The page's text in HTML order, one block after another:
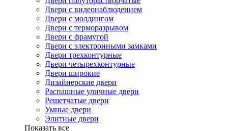
Двери с видеонаблюдением
Двери с молдингом
Двери с терморазрывом
Двери с фрамугой
Двери с электронными замками
Двери трехконтурные
Двери четырехконтурные
Двери широкие
Дизайнерские двери
Распашные уличные двери
Решетчатые двери
Умные двери
Элитные двери
Показать все